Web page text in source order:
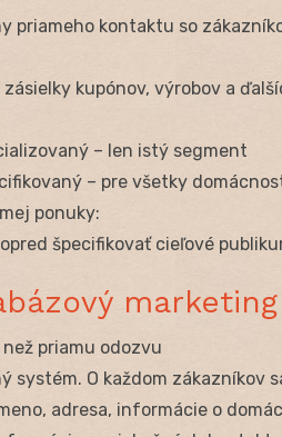
priameho kontaktu so
zásielky kupónov, výrobov a
– len istý segment
– pre všetky
ponuky:
špecifikovať cieľové
marketing
priamu odozvu
systém. O každom zákazníkov
adresa, informácie o